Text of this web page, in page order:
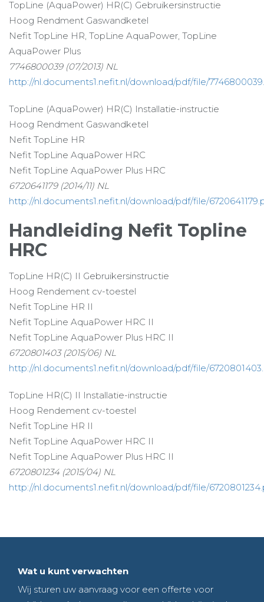
TopLine (AquaPower) HR(C) Gebruikersinstructie
Hoog Rendment Gaswandketel
Nefit TopLine HR, TopLine AquaPower, TopLine
AquaPower Plus
7746800039 (07/2013) NL
http://nl.documents1.nefit.nl/download/pdf/file/
TopLine (AquaPower) HR(C) Installatie-instructie
Hoog Rendment Gaswandketel
Nefit TopLine HR
Nefit TopLine AquaPower HRC
Nefit TopLine AquaPower Plus HRC
6720641179 (2014/11) NL
http://nl.documents1.nefit.nl/download/pdf/file/
Handleiding Nefit Topline
HRC
TopLine HR(C) II Gebruikersinstructie
Hoog Rendement cv-toestel
Nefit TopLine HR II
Nefit TopLine AquaPower HRC II
Nefit TopLine AquaPower Plus HRC II
6720801403 (2015/06) NL
http://nl.documents1.nefit.nl/download/pdf/file/
TopLine HR(C) II Installatie-instructie
Hoog Rendement cv-toestel
Nefit TopLine HR II
Nefit TopLine AquaPower HRC II
Nefit TopLine AquaPower Plus HRC II
6720801234 (2015/04) NL
http://nl.documents1.nefit.nl/download/pdf/file/
Wat u kunt verwachten
Wij sturen uw aanvraag voor een offerte voor